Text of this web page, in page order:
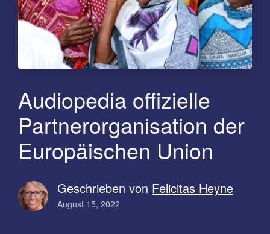
Audiopedia offizielle
Partnerorganisation der
Europäischen Union
Geschrieben von Felicitas Heyne
August 15, 2022